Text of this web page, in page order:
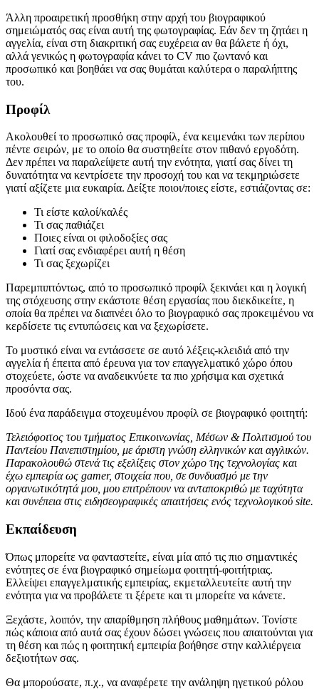
Άλλη προαιρετική προσθήκη στην αρχή του βιογραφικού
σημειώματός σας είναι αυτή της φωτογραφίας. Εάν δεν τη ζητάει η
αγγελία, είναι στη διακριτική σας ευχέρεια αν θα βάλετε ή όχι,
αλλά γενικώς η φωτογραφία κάνει το CV πιο ζωντανό και
προσωπικό και βοηθάει να σας θυμάται καλύτερα ο παραλήπτης
του.
Προφίλ
Ακολουθεί το προσωπικό σας προφίλ, ένα κειμενάκι των περίπου
πέντε σειρών, με το οποίο θα συστηθείτε στον πιθανό εργοδότη.
Δεν πρέπει να παραλείψετε αυτή την ενότητα, γιατί σας δίνει τη
δυνατότητα να κεντρίσετε την προσοχή του και να τεκμηριώσετε
γιατί αξίζετε μια ευκαιρία. Δείξτε ποιοι/ποιες είστε, εστιάζοντας σε:
Τι είστε καλοί/καλές
Τι σας παθιάζει
Ποιες είναι οι φιλοδοξίες σας
Γιατί σας ενδιαφέρει αυτή η θέση
Τι σας ξεχωρίζει
Παρεμπιπτόντως, από το προσωπικό προφίλ ξεκινάει και η λογική
της στόχευσης στην εκάστοτε θέση εργασίας που διεκδικείτε, η
οποία θα πρέπει να διαπνέει όλο το βιογραφικό σας προκειμένου να
κερδίσετε τις εντυπώσεις και να ξεχωρίσετε.
Το μυστικό είναι να εντάσσετε σε αυτό λέξεις-κλειδιά από την
αγγελία ή έπειτα από έρευνα για τον επαγγελματικό χώρο όπου
στοχεύετε, ώστε να αναδεικνύετε τα πιο χρήσιμα και σχετικά
προσόντα σας.
Ιδού ένα παράδειγμα στοχευμένου προφίλ σε βιογραφικό φοιτητή:
Τελειόφοιτος του τμήματος Επικοινωνίας, Μέσων & Πολιτισμού του
Παντείου Πανεπιστημίου, με άριστη γνώση ελληνικών και αγγλικών.
Παρακολουθώ στενά τις εξελίξεις στον χώρο της τεχνολογίας και
έχω εμπειρία ως gamer, στοιχεία που, σε συνδυασμό με την
οργανωτικότητά μου, μου επιτρέπουν να ανταποκριθώ με ταχύτητα
και συνέπεια στις ειδησεογραφικές απαιτήσεις ενός τεχνολογικού site.
Εκπαίδευση
Όπως μπορείτε να φανταστείτε, είναι μία από τις πιο σημαντικές
ενότητες σε ένα βιογραφικό σημείωμα φοιτητή-φοιτήτριας.
Ελλείψει επαγγελματικής εμπειρίας, εκμεταλλευτείτε αυτή την
ενότητα για να προβάλετε τι ξέρετε και τι μπορείτε να κάνετε.
Ξεχάστε, λοιπόν, την απαρίθμηση πλήθους μαθημάτων. Τονίστε
πώς κάποια από αυτά σας έχουν δώσει γνώσεις που απαιτούνται για
τη θέση και πώς η φοιτητική εμπειρία βοήθησε στην καλλιέργεια
δεξιοτήτων σας.
Θα μπορούσατε, π.χ., να αναφέρετε την ανάληψη ηγετικού ρόλου